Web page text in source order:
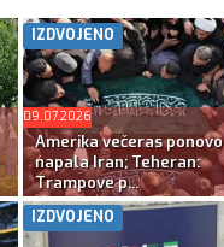
IZDVOJENO
09.07.2026
Amerika večeras ponovo
napala Iran; Teheran:
Trampove p...
IZDVOJENO